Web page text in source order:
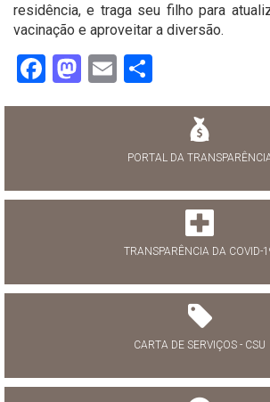
residência, e traga seu filho para
vacinação e aproveitar a diversão.
Facebook
Mastodon
Email
PORTAL DA
TRANSPARÊNCIA DA COVID-
CARTA DE SERVIÇOS - CSU